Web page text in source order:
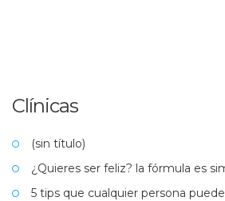
Clínicas
(sin título)
¿Quieres ser feliz? la fórmula es
5 tips que cualquier persona